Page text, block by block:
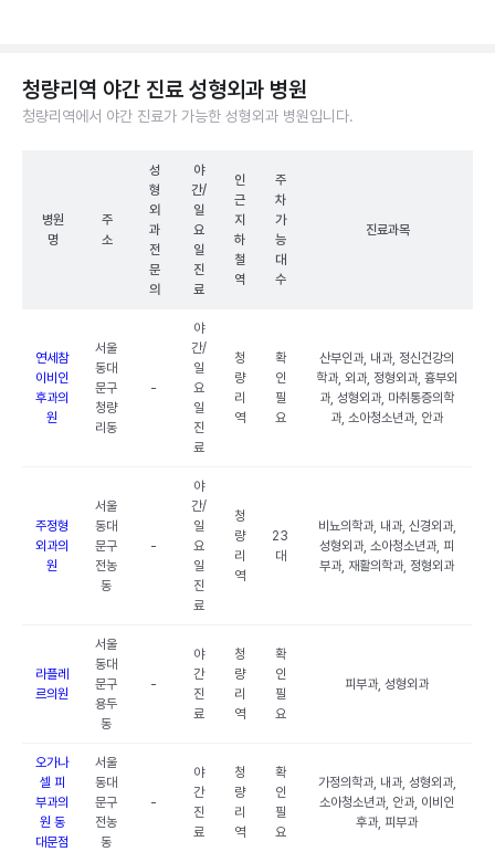
청량리역 야간 진료 성형외과 병원
청량리역에서 야간 진료가 가능한 성형외과 병원입니다.
병원
명
주
소
성
형
외
과
전
문
의
야
간/
일
요
일
진
료
인
근
지
하
철
역
주
차
가
능
대
수
진료과목
연세참
이비인
후과의
원
서울
동대
문구
청량
리동
-
야
간/
일
요
일
진
료
청
량
리
역
확
인
필
요
산부인과, 내과, 정신건강의
학과, 외과, 정형외과, 흉부외
과, 성형외과, 마취통증의학
과, 소아청소년과, 안과
주정형
외과의
원
서울
동대
문구
전농
동
-
야
간/
일
요
일
진
료
청
량
리
역
23
대
비뇨의학과, 내과, 신경외과,
성형외과, 소아청소년과, 피
부과, 재활의학과, 정형외과
라플레
르의원
서울
동대
문구
용두
동
-
야
간
진
료
청
량
리
역
확
인
필
요
피부과, 성형외과
오가나
셀 피
부과의
원 동
대문점
서울
동대
문구
전농
동
-
야
간
진
료
청
량
리
역
확
인
필
요
가정의학과, 내과, 성형외과,
소아청소년과, 안과, 이비인
후과, 피부과